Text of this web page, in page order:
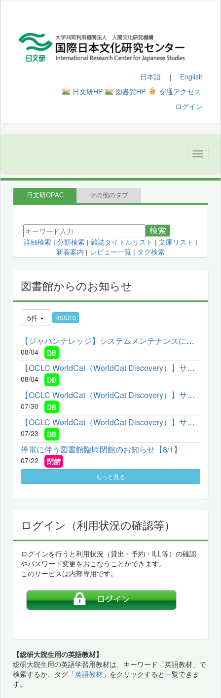
日本語 ｜ English
日文研HP
図書館HP
交通アクセス
ログイン
日文研OPAC その他のタブ
検索
詳細検索 | 分類検索 | 雑誌タイトルリスト | 文庫リスト |
新着案内 | レビュー一覧 | タグ検索
図書館からのお知らせ
5件 RSS2.0
【ジャパンナレッジ】システムメンテナンスによるサービス停止の...
08/04 DB
【OCLC WorldCat（WorldCat Discovery）】サービスメンテナンスの...
08/04 DB
【OCLC WorldCat（WorldCat Discovery）】サービスメンテナンスの...
07/30 DB
【OCLC WorldCat（WorldCat Discovery）】サービスメンテナンスの...
07/23 DB
停電に伴う図書館臨時閉館のお知らせ【8/1】
07/22 閉館
もっと見る
ログイン（利用状況の確認等）
ログインを行うと利用状況（貸出・予約・ILL等）の確認
やパスワード変更をおこなうことができます。
このサービスは内部専用です。
【総研大院生用の英語教材】
総研大院生用の英語学習用教材は、キーワード「英語教材」で
検索するか、タグ「英語教材 」をクリックすると一覧できま
す。